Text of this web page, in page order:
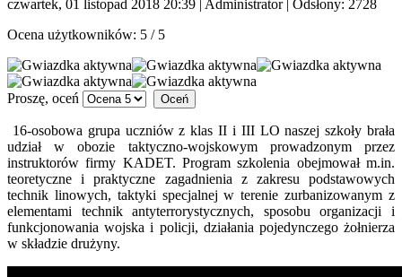
czwartek, 01 listopad 2018 20:39 Administrator| Odsłony: 2728
Ocena użytkowników: 5 / 5
Proszę, oceń
16-osobowa grupa uczniów z klas II i III LO naszej szkoły brała
udział w obozie taktyczno-wojskowym prowadzonym przez
instruktorów firmy KADET. Program szkolenia obejmował m.in.
teoretyczne i praktyczne zagadnienia z zakresu podstawowych
technik linowych, taktyki specjalnej w terenie zurbanizowanym z
elementami technik antyterrorystycznych, sposobu organizacji i
funkcjonowania wojska i policji, działania pojedynczego żołnierza
w składzie drużyny.